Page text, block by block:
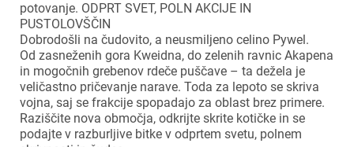
potovanje. ODPRT SVET, POLN AKCIJE IN
PUSTOLOVŠČIN
Dobrodošli na čudovito, a neusmiljeno celino Pywel.
Od zasneženih gora Kweidna, do zelenih ravnic Akapena
in mogočnih grebenov rdeče puščave – ta dežela je
veličastno pričevanje narave. Toda za lepoto se skriva
vojna, saj se frakcije spopadajo za oblast brez primere.
Raziščite nova območja, odkrijte skrite kotičke in se
podajte v razburljive bitke v odprtem svetu, polnem